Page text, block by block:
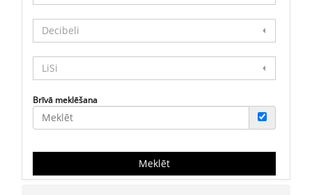
Decibeli
LiSi
Brīvā meklēšana
Meklēt